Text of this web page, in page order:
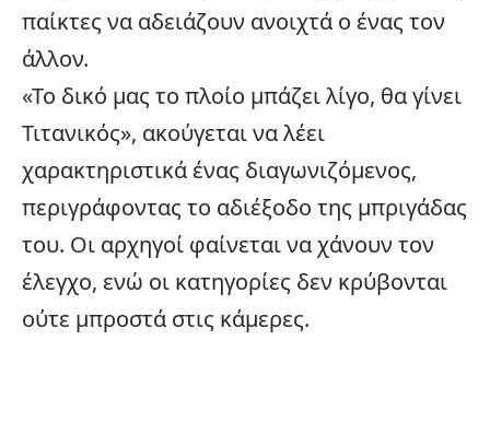
παίκτες να αδειάζουν ανοιχτά ο ένας τον
άλλον.
«Το δικό μας το πλοίο μπάζει λίγο, θα γίνει
Τιτανικός», ακούγεται να λέει
χαρακτηριστικά ένας διαγωνιζόμενος,
περιγράφοντας το αδιέξοδο της μπριγάδας
του. Οι αρχηγοί φαίνεται να χάνουν τον
έλεγχο, ενώ οι κατηγορίες δεν κρύβονται
ούτε μπροστά στις κάμερες.